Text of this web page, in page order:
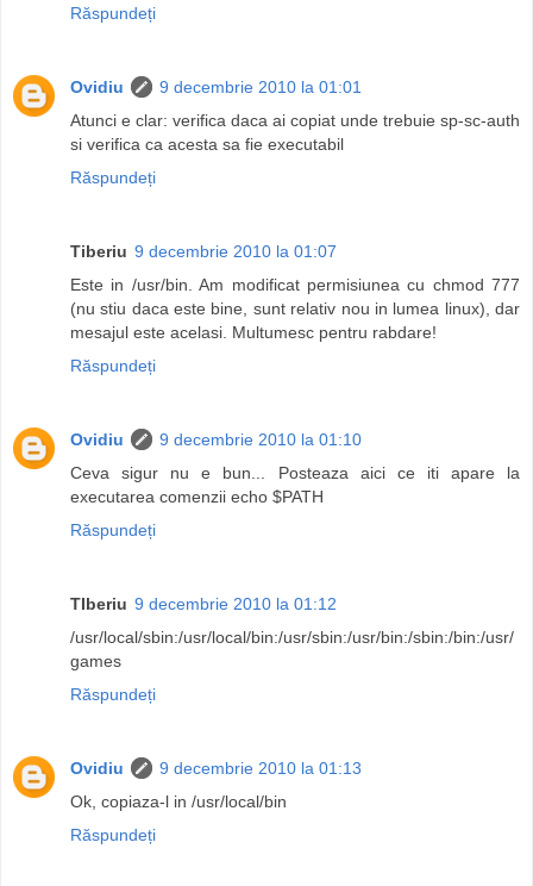
Răspundeți
Ovidiu
9 decembrie 2010 la 01:01
Atunci e clar: verifica daca ai copiat unde trebuie sp-sc-auth
si verifica ca acesta sa fie executabil
Răspundeți
Tiberiu 9 decembrie 2010 la 01:07
Este in /usr/bin. Am modificat permisiunea cu chmod 777
(nu stiu daca este bine, sunt relativ nou in lumea linux), dar
mesajul este acelasi. Multumesc pentru rabdare!
Răspundeți
Ovidiu
9 decembrie 2010 la 01:10
Ceva sigur nu e bun... Posteaza aici ce iti apare la
executarea comenzii echo $PATH
Răspundeți
TIberiu 9 decembrie 2010 la 01:12
/usr/local/sbin:/usr/local/bin:/usr/sbin:/usr/bin:/sbin:/bin:/usr/
games
Răspundeți
Ovidiu
9 decembrie 2010 la 01:13
Ok, copiaza-l in /usr/local/bin
Răspundeți